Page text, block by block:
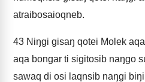
atraibosaioqneb.
43 Niŋgi gisaŋ qotei Molek
aqa bongar ti sigitosib naŋgo
sawaq di osi laqnsib naŋgi